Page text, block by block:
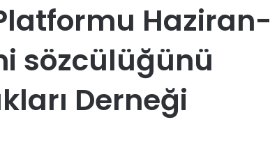
Haziran-
sözcülüğünü
Derneği